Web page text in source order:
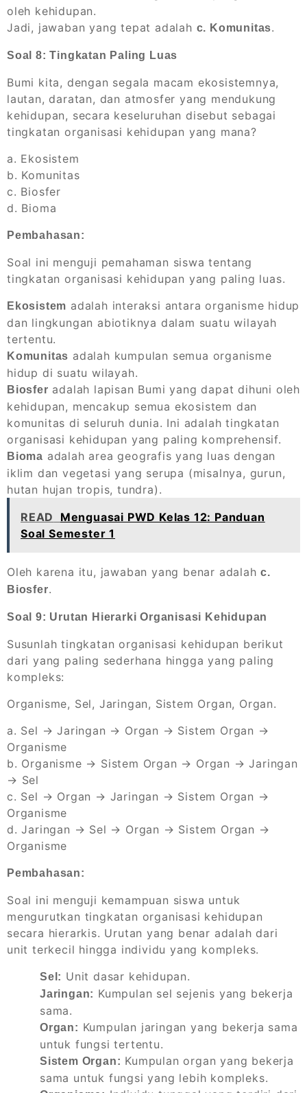
oleh kehidupan.
Jadi, jawaban yang tepat adalah c. Komunitas.
Soal 8: Tingkatan Paling Luas
Bumi kita, dengan segala macam ekosistemnya,
lautan, daratan, dan atmosfer yang mendukung
kehidupan, secara keseluruhan disebut sebagai
tingkatan organisasi kehidupan yang mana?
a. Ekosistem
b. Komunitas
c. Biosfer
d. Bioma
Pembahasan:
Soal ini menguji pemahaman siswa tentang
tingkatan organisasi kehidupan yang paling luas.
Ekosistem adalah interaksi antara organisme hidup
dan lingkungan abiotiknya dalam suatu wilayah
tertentu.
Komunitas adalah kumpulan semua organisme
hidup di suatu wilayah.
Biosfer adalah lapisan Bumi yang dapat dihuni oleh
kehidupan, mencakup semua ekosistem dan
komunitas di seluruh dunia. Ini adalah tingkatan
organisasi kehidupan yang paling komprehensif.
Bioma adalah area geografis yang luas dengan
iklim dan vegetasi yang serupa (misalnya, gurun,
hutan hujan tropis, tundra).
READ
Menguasai PWD Kelas 12: Panduan
Soal Semester 1
Oleh karena itu, jawaban yang benar adalahc.
Biosfer.
Soal 9: Urutan Hierarki Organisasi Kehidupan
Susunlah tingkatan organisasi kehidupan berikut
dari yang paling sederhana hingga yang paling
kompleks:
Organisme, Sel, Jaringan, Sistem Organ, Organ.
a. Sel → Jaringan → Organ → Sistem Organ →
Organisme
b. Organisme → Sistem Organ → Organ → Jaringan
→ Sel
c. Sel → Organ → Jaringan → Sistem Organ →
Organisme
d. Jaringan → Sel → Organ → Sistem Organ →
Organisme
Pembahasan:
Soal ini menguji kemampuan siswa untuk
mengurutkan tingkatan organisasi kehidupan
secara hierarkis. Urutan yang benar adalah dari
unit terkecil hingga individu yang kompleks.
Sel: Unit dasar kehidupan.
Jaringan: Kumpulan sel sejenis yang bekerja
sama.
Organ: Kumpulan jaringan yang bekerja sama
untuk fungsi tertentu.
Sistem Organ: Kumpulan organ yang bekerja
sama untuk fungsi yang lebih kompleks.